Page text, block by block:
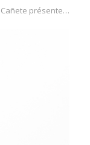
présente…